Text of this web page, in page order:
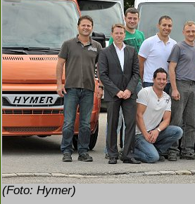
(Foto: Hymer)